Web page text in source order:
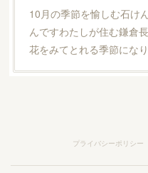
10月の季節を愉しむ石け
んですわたしが住む鎌倉
花をみてとれる季節にな
プライバシーポリシー